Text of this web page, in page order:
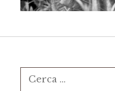
Ricerca